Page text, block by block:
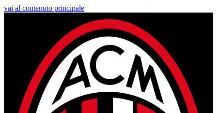
vai al contenuto principale